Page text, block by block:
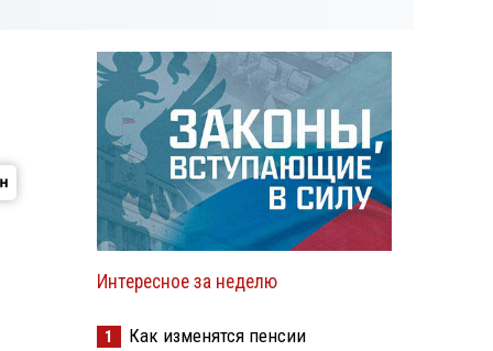
Интересное за неделю
1
Как изменятся пенсии